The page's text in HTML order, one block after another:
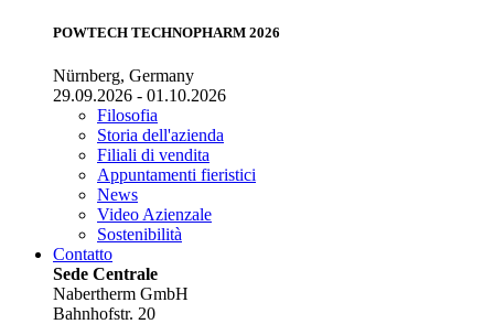
POWTECH TECHNOPHARM 2026
Nürnberg, Germany
29.09.2026 - 01.10.2026
Filosofia
Storia dell'azienda
Filiali di vendita
Appuntamenti fieristici
News
Video Azienzale
Sostenibilità
Contatto
Sede Centrale
Nabertherm GmbH
Bahnhofstr. 20